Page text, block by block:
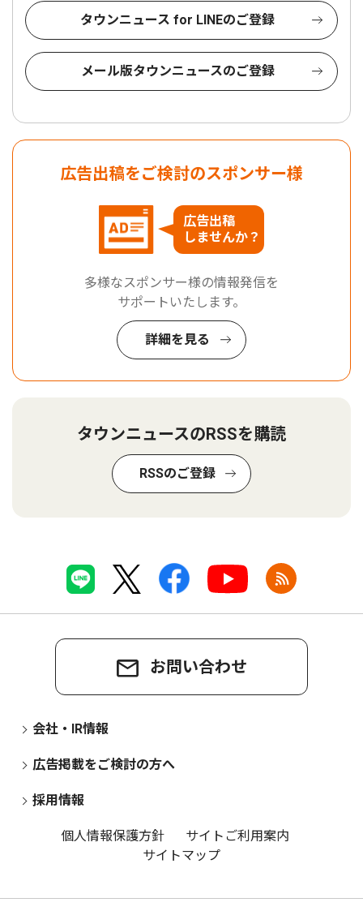
タウンニュース for LINEのご登録
メール版タウンニュースのご登録
広告出稿をご検討のスポンサー様
広告出稿
しませんか？
多様なスポンサー様の情報発信を
サポートいたします。
詳細を見る
タウンニュースのRSSを購読
RSSのご登録
お問い合わせ
会社・IR情報
広告掲載をご検討の方へ
採用情報
個人情報保護方針
サイトご利用案内
サイトマップ